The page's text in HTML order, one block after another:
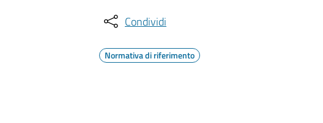
Condividi
Normativa di riferimento